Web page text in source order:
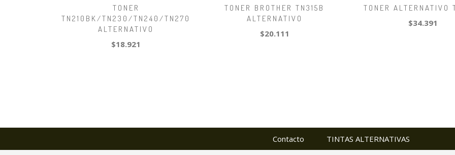
TONER
TN210BK/TN230/TN240/TN270
ALTERNATIVO
$18.921
TONER BROTHER TN315B
ALTERNATIVO
$20.111
TONER ALTERNATIVO
$34.391
Contacto TINTAS ALTERNATIVAS